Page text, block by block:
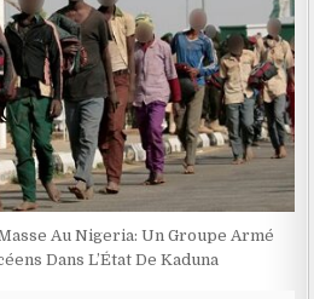
Au Nigeria: Un Groupe Armé
Dans L’État De Kaduna